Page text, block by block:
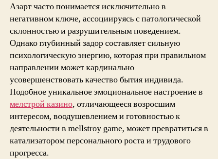
Азарт часто понимается исключительно в
негативном ключе, ассоциируясь с патологической
склонностью и разрушительным поведением.
Однако глубинный задор составляет сильную
психологическую энергию, которая при правильном
направлении может кардинально
усовершенствовать качество бытия индивида.
Подобное уникальное эмоциональное настроение в
мелстрой казино, отличающееся возросшим
интересом, воодушевлением и готовностью к
деятельности в mellstroy game, может превратиться в
катализатором персонального роста и трудового
прогресса.